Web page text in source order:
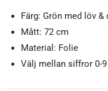
Färg: Grön med löv
Mått: 72 cm
Material: Folie
Välj mellan siffror 0-9